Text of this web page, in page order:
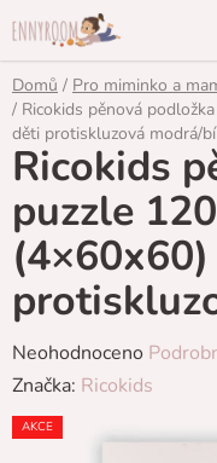
na
Domů / Pro miminko a
/ Ricokids pěnová
děti protiskluzová modrá/
Ricokids
puzzle
Průměrné
hodnocení
produktu
Neohodnoceno
Značka: Ricokids
AKCE